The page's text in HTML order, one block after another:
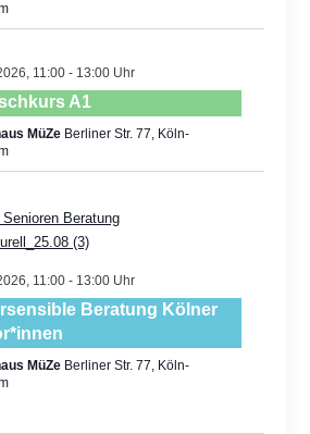
11:00- 13:00
A1
MüZe Berliner Str. 77, Köln-
11:00- 13:00
Beratung Kölner
MüZe Berliner Str. 77, Köln-